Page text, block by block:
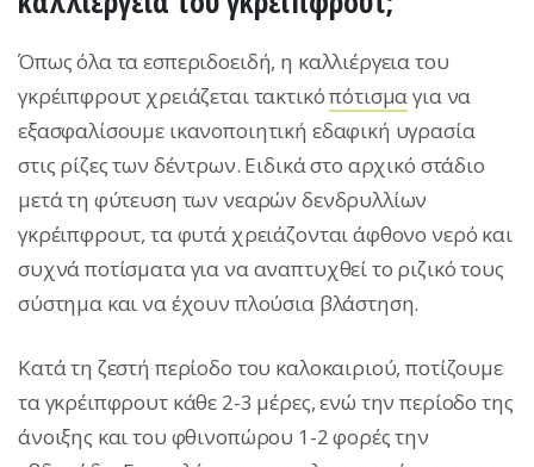
Όπως όλα τα εσπεριδοειδή, η καλλιέργεια του
γκρέιπφρουτ χρειάζεται τακτικόπότισμαγια να
εξασφαλίσουμε ικανοποιητική εδαφική υγρασία
στις ρίζες των δέντρων. Ειδικά στο αρχικό στάδιο
μετά τη φύτευση των νεαρών δενδρυλλίων
γκρέιπφρουτ, τα φυτά χρειάζονται άφθονο νερό και
συχνά ποτίσματα για να αναπτυχθεί το ριζικό τους
σύστημα και να έχουν πλούσια βλάστηση.
Κατά τη ζεστή περίοδο του καλοκαιριού, ποτίζουμε
τα γκρέιπφρουτ κάθε 2-3 μέρες, ενώ την περίοδο της
άνοιξης και του φθινοπώρου 1-2 φορές την